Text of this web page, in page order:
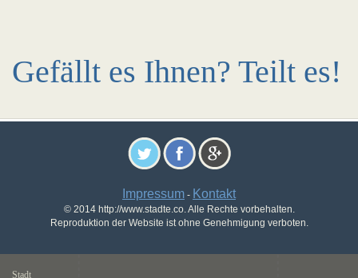
Gefällt es Ihnen? Teilt es!
Impressum - Kontakt
© 2014 http://www.stadte.co. Alle Rechte vorbehalten.
Reproduktion der Website ist ohne Genehmigung verboten.
Stadt